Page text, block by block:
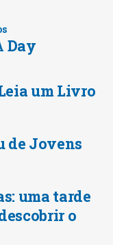
Day
um Livro
de Jovens
uma tarde
o